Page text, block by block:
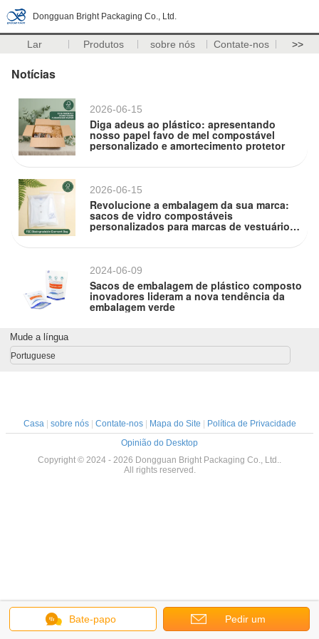
Dongguan Bright Packaging Co., Ltd.
Lar Produtos sobre nós Contate-nos >>
Notícias
2026-06-15
Diga adeus ao plástico: apresentando
nosso papel favo de mel compostável
personalizado e amortecimento protetor
2026-06-15
Revolucione a embalagem da sua marca:
sacos de vidro compostáveis
personalizados para marcas de vestuário
agora disponíveis
2024-06-09
Sacos de embalagem de plástico composto
inovadores lideram a nova tendência da
embalagem verde
Bate-papo Pedir um
Mude a língua
Portuguese
Casa| sobre nós| Contate-nos| Mapa do Site
Política de Privacidade
Opinião do Desktop
Copyright © 2024 - 2026 Dongguan Bright Packaging Co., Ltd..
All rights reserved.